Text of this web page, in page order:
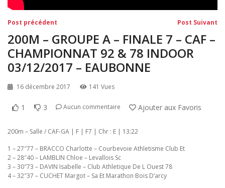
Navigation
de
l’article
Post précédent Post Suivant
200M – GROUPE A – FINALE 7 – CAF –
CHAMPIONNAT 92 & 78 INDOOR
03/12/2017 – EAUBONNE
16 décembre 2017 141 Vues
1 3 Aucun commentaire Ajouter aux Favoris
200m – Salle / CAF-GA | F | F7 | Chr : E | 13:22
1 – 27″77 – BRACCO Charlotte – Courbevoie Athletisme Club Et
2 – 28″40 – LAMBLIN Chloe – Levallois Sc
3 – 30″73 – DAVIN Isabelle – Club Athletique De L Ouest 78
4 – 32″37 – CUCHET Margot – Sa Et Marathon Bois D’arcy